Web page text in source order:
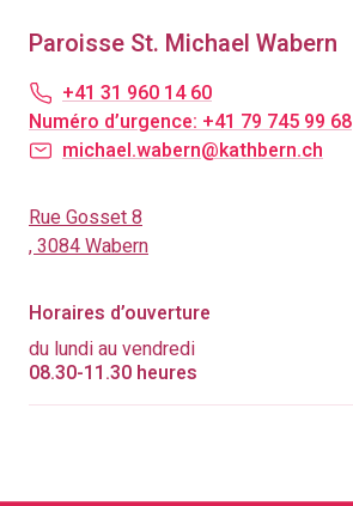
Paroisse St. Michael Wabern
+41 31 960 14 60
Numéro d’urgence: +41 79 745 99 68
michael.wabern@kathbern.ch
Rue Gosset 8
, 3084 Wabern
Horaires d’ouverture
du lundi au vendredi
08.30-11.30 heures